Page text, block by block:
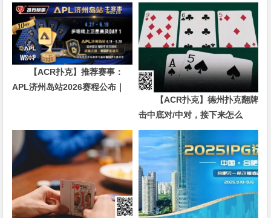
【ACR扑克】推荐赛事：
APL济州岛站2026赛程公布｜
【ACR扑克】德州扑克翻牌
击中底对/中对，接下来怎么
办？90%玩家都犯错的关键点！